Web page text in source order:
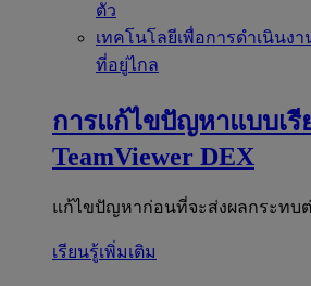
ตัว
เทคโนโลยีเพื่อการดำเนินงา
ที่อยู่ไกล
การแก้ไขปัญหาแบบเรี
TeamViewer DEX
แก้ไขปัญหาก่อนที่จะส่งผลกระทบ
เรียนรู้เพิ่มเติม